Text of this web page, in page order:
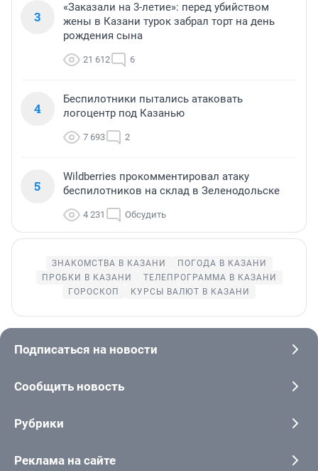
3
«Заказали на 3-летие»: перед убийством
жены в Казани турок забрал торт на день
рождения сына
21 612 6
4
Беспилотники пытались атаковать
логоцентр под Казанью
7 693 2
5
Wildberries прокомментировал атаку
беспилотников на склад в Зеленодольске
4 231 Обсудить
ЗНАКОМСТВА В КАЗАНИ
ПОГОДА В КАЗАНИ
ПРОБКИ В КАЗАНИ
ТЕЛЕПРОГРАММА В КАЗАНИ
ГОРОСКОП
КУРСЫ ВАЛЮТ В КАЗАНИ
Подписаться на новости
Сообщить новость
Рубрики
Реклама на сайте